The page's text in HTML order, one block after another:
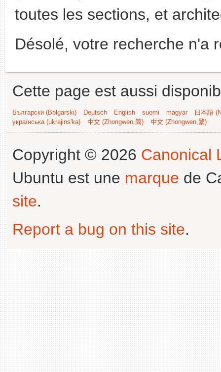
toutes les sections, et
Désolé, votre recherche n'a
Cette page est aussi
Български (Bəlgarski) Deutsch English suomi magyar
日本語
українська (ukrajins'ka)
中文 (Zhongwen,简) 中文 (Zhongwen,繁)
Copyright © 2026 Canonical
Ubuntu est une marque de
site.
Report a bug on this site.